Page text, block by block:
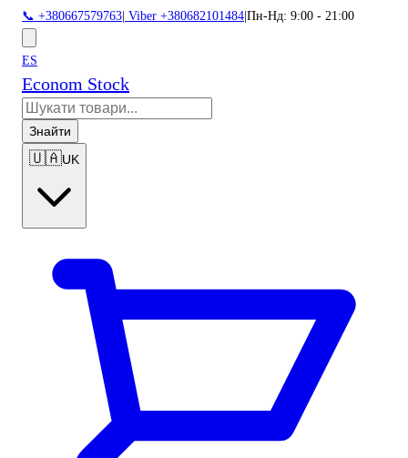
📞 +380667579763 Viber +380682101484 Пн-Нд: 9:00 - 21:00
ES
Econom Stock
Знайти
🇺🇦UK